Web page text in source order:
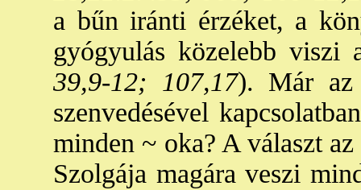
a bűn iránti érzéket, a
gyógyulás közelebb viszi
39,9-12; 107,17). Már az
szenvedésével
minden ~ oka? A választ az
Szolgája magára veszi